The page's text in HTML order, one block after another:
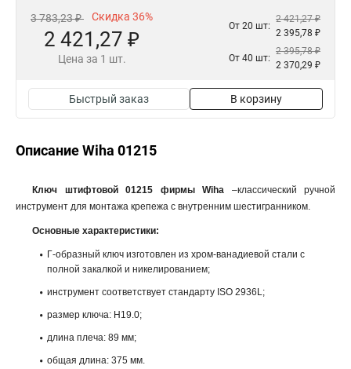
3 783,23 ₽ Скидка 36%
2 421,27 ₽
Цена за 1 шт.
От 20 шт:
2 421,27 ₽
2 395,78 ₽
От 40 шт:
2 395,78 ₽
2 370,29 ₽
Быстрый заказ В корзину
Описание Wiha 01215
Ключ штифтовой 01215 фирмы Wiha –классический ручной
инструмент для монтажа крепежа с внутренним шестигранником.
Основные характеристики:
Г-образный ключ изготовлен из хром-ванадиевой стали с
полной закалкой и никелированием;
инструмент соответствует стандарту ISO 2936L;
размер ключа: H19.0;
длина плеча: 89 мм;
общая длина: 375 мм.